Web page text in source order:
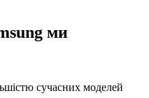
ми
сучасних моделей